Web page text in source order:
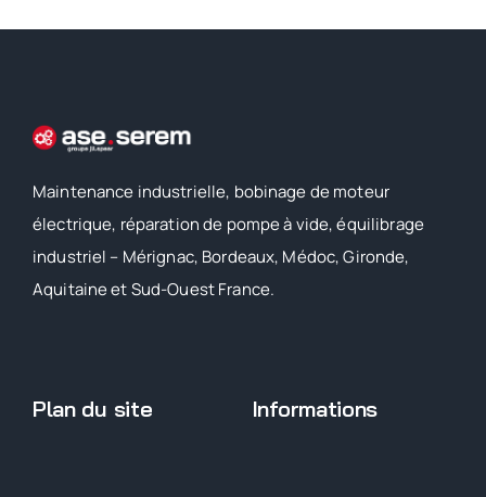
Maintenance industrielle, bobinage de moteur
électrique, réparation de pompe à vide, équilibrage
industriel – Mérignac, Bordeaux, Médoc, Gironde,
Aquitaine et Sud-Ouest France.
Plan du site Informations